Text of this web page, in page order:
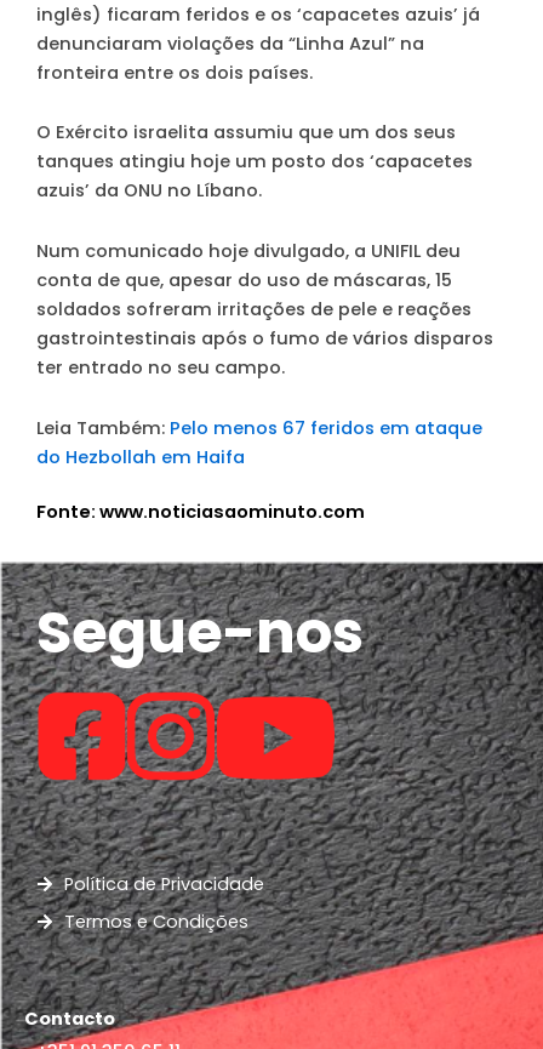
inglês) ficaram feridos e os ‘capacetes azuis’ já
denunciaram violações da “Linha Azul” na
fronteira entre os dois países.
O Exército israelita assumiu que um dos seus
tanques atingiu hoje um posto dos ‘capacetes
azuis’ da ONU no Líbano.
Num comunicado hoje divulgado, a UNIFIL deu
conta de que, apesar do uso de máscaras, 15
soldados sofreram irritações de pele e reações
gastrointestinais após o fumo de vários disparos
ter entrado no seu campo.
Leia Também: Pelo menos 67 feridos em ataque
do Hezbollah em Haifa
Fonte: www.noticiasaominuto.com
Segue-nos
Política de Privacidade
Termos e Condições
Contacto